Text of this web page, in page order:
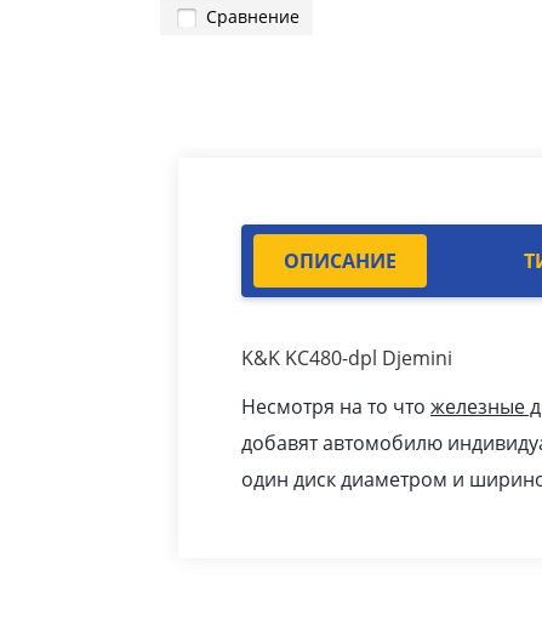
Сравнение
ОПИСАНИЕ
K&K KC480-dpl Djemini
Несмотря на то что железные
добавят автомобилю
один диск диаметром и